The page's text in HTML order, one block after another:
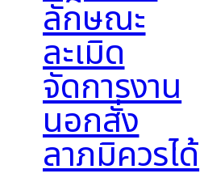
ลักษณะ
ละเมิด
จัดการงาน
นอกสั่ง
ลาภมิควรได้